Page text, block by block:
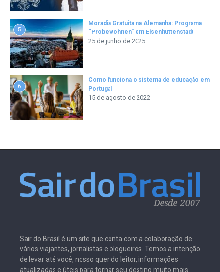
5
Moradia Gratuita na Alemanha: Programa
“Probewohnen” em Eisenhüttenstadt
25 de junho de 2025
6
Como funciona o sistema de educação em
Portugal
15 de agosto de 2022
Sair do Brasil é um site que conta com a colaboração de
vários viajantes, jornalistas e blogueiros. Temos a intenção
de levar até você, nosso querido leitor, informações
atualizadas e úteis para tornar seu destino muito mais